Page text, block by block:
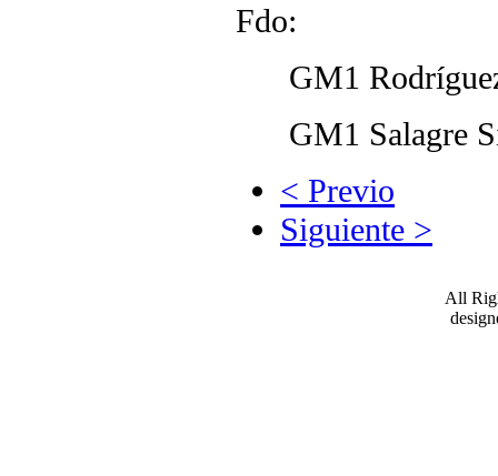
Fdo:
GM1
GM1 Salagre
< Previo
Siguiente >
All